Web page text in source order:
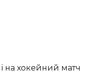
на хокейний матч